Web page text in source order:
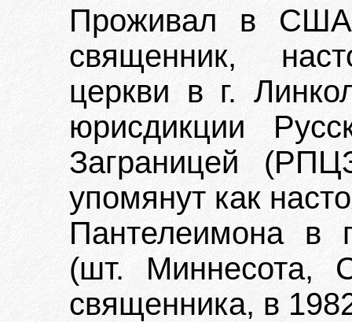
Проживал в
священник,
церкви в г.
юрисдикции
Заграницей
упомянут как
Пантелеимона в
(шт.
священника, в